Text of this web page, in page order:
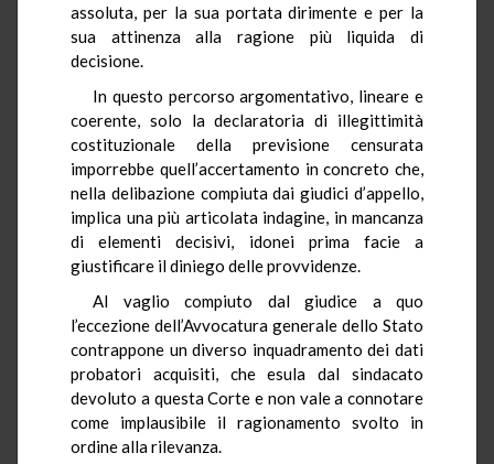
assoluta, per la sua portata dirimente e per la
sua attinenza alla ragione più liquida di
decisione.
In questo percorso argomentativo, lineare e
coerente, solo la declaratoria di illegittimità
costituzionale della previsione censurata
imporrebbe quell’accertamento in concreto che,
nella delibazione compiuta dai giudici d’appello,
implica una più articolata indagine, in mancanza
di elementi decisivi, idonei prima facie a
giustificare il diniego delle provvidenze.
Al vaglio compiuto dal giudice a quo
l’eccezione dell’Avvocatura generale dello Stato
contrappone un diverso inquadramento dei dati
probatori acquisiti, che esula dal sindacato
devoluto a questa Corte e non vale a connotare
come implausibile il ragionamento svolto in
ordine alla rilevanza.